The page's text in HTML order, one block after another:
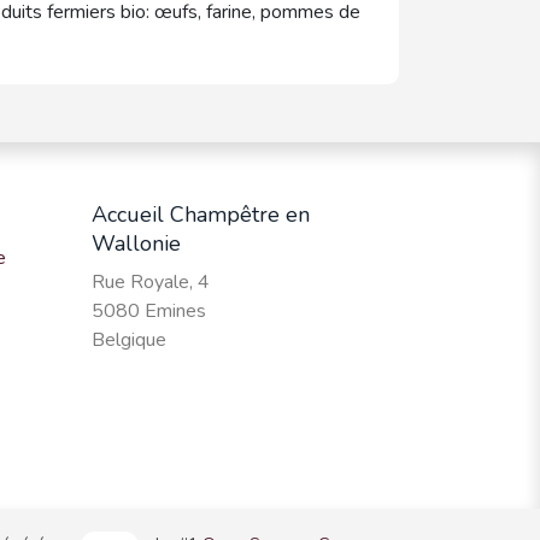
fermiers bio: œufs, farine, pommes de
Accueil Champêtre en
Wallonie
Rue Royale, 4
5080 Emines
Belgique